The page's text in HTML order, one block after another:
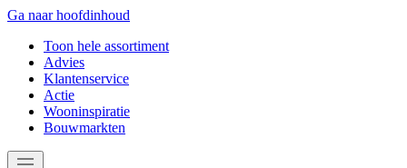
Ga naar hoofdinhoud
Toon hele assortiment
Advies
Klantenservice
Actie
Wooninspiratie
Bouwmarkten